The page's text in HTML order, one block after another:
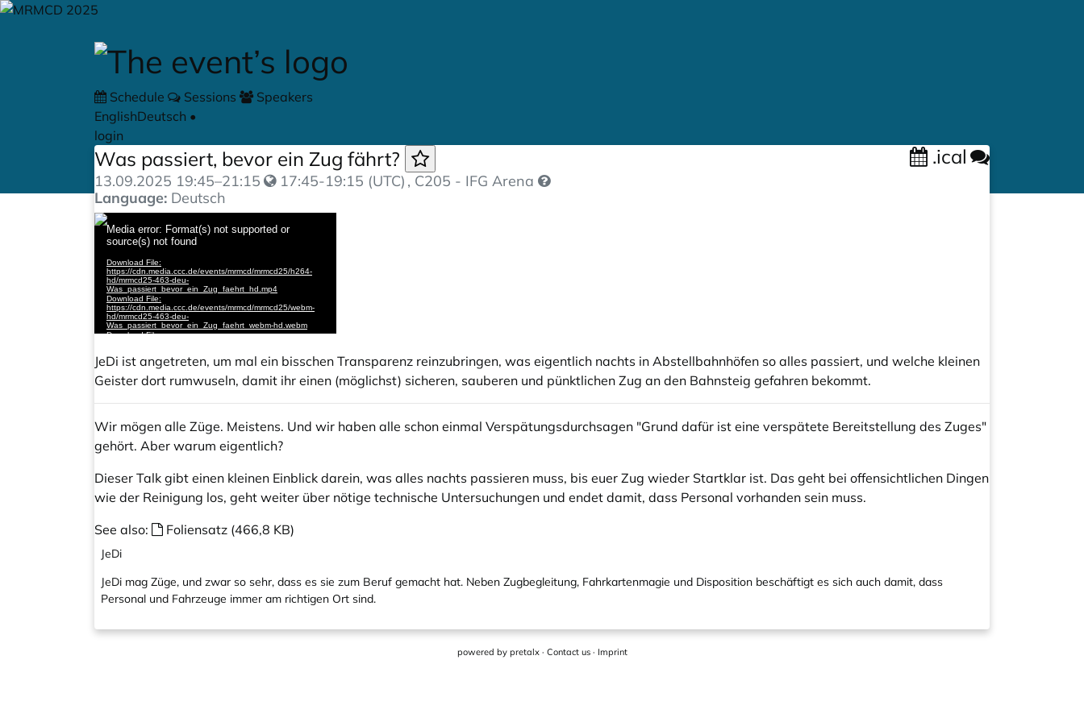
Skip to main content
Schedule Sessions
Speakers
EnglishDeutsch •
login
Was passiert, bevor ein Zug fährt? .ical
13.09.2025 19:45–21:15 17:45-19:15 (UTC) , C205 - IFG Arena
Language: Deutsch
JeDi ist angetreten, um mal ein bisschen Transparenz reinzubringen, was eigentlich nachts in Abstellbahnhöfen so alles passiert, und welche kleinen
Geister dort rumwuseln, damit ihr einen (möglichst) sicheren, sauberen und pünktlichen Zug an den Bahnsteig gefahren bekommt.
Wir mögen alle Züge. Meistens. Und wir haben alle schon einmal Verspätungsdurchsagen "Grund dafür ist eine verspätete Bereitstellung des Zuges"
gehört. Aber warum eigentlich?
Dieser Talk gibt einen kleinen Einblick darein, was alles nachts passieren muss, bis euer Zug wieder Startklar ist. Das geht bei offensichtlichen Dingen
wie der Reinigung los, geht weiter über nötige technische Untersuchungen und endet damit, dass Personal vorhanden sein muss.
See also:
Foliensatz (466,8 KB)
JeDi
JeDi mag Züge, und zwar so sehr, dass es sie zum Beruf gemacht hat. Neben Zugbegleitung, Fahrkartenmagie und Disposition beschäftigt es sich auch damit, dass
Personal und Fahrzeuge immer am richtigen Ort sind.
powered by pretalx· Contact us· Imprint